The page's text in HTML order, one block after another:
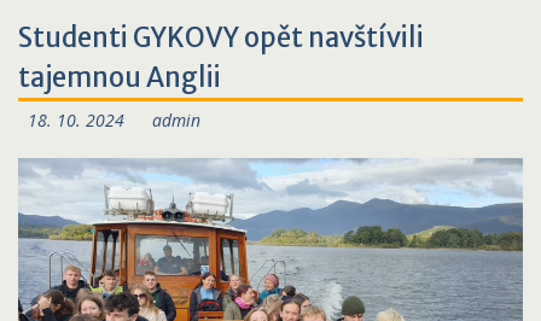
Studenti GYKOVY opět navštívili
tajemnou Anglii
18. 10. 2024 admin